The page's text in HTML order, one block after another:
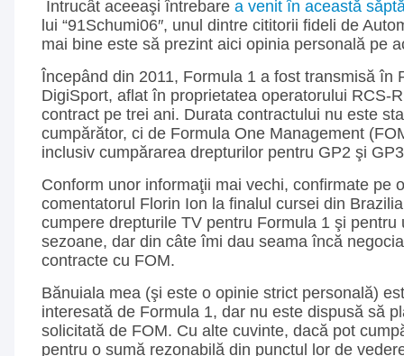
Întrucât aceeaşi întrebare a venit în această
lui “91Schumi06″, unul dintre cititorii fideli de
mai bine este să prezint aici opinia personală pe
Începând din 2011, Formula 1 a fost transmisă în
DigiSport, aflat în proprietatea operatorului RCS-
contract pe trei ani. Durata contractului nu este
cumpărător, ci de Formula One Management
inclusiv cumpărarea drepturilor pentru GP2 şi
Conform unor informaţii mai vechi, confirmate pe
comentatorul Florin Ion la finalul cursei din
cumpere drepturile TV pentru Formula 1 şi pentru
sezoane, dar din câte îmi dau seama încă
contracte cu FOM.
Bănuiala mea (şi este o opinie strict personală)
interesată de Formula 1, dar nu este dispusă să
solicitată de FOM. Cu alte cuvinte, dacă pot
pentru o sumă rezonabilă din punctul lor de